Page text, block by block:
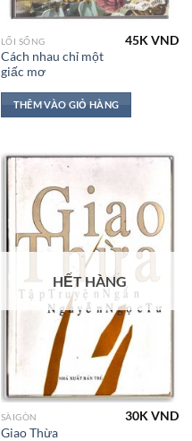
LỐI SỐNG
Cách nhau chỉ một
giấc mơ
45KVND
THÊM VÀO GIỎ HÀNG
HẾT HÀNG
SÀIGÒN
Giao Thừa
30KVND